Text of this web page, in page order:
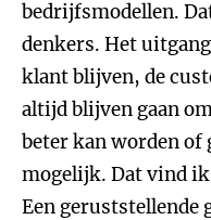
bedrijfsmodellen.
denkers. Het
klant blijven, de
altijd blijven gaan
beter kan worden of
mogelijk. Dat vind
Een geruststellende